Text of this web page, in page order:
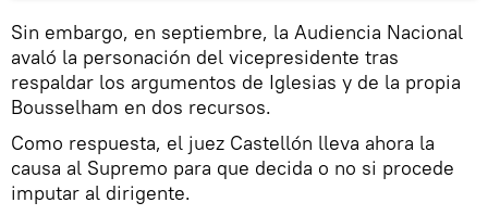
Sin embargo, en septiembre, la Audiencia Nacional
avaló la personación del vicepresidente tras
respaldar los argumentos de Iglesias y de la propia
Bousselham en dos recursos.
Como respuesta, el juez Castellón lleva ahora la
causa al Supremo para que decida o no si procede
imputar al dirigente.